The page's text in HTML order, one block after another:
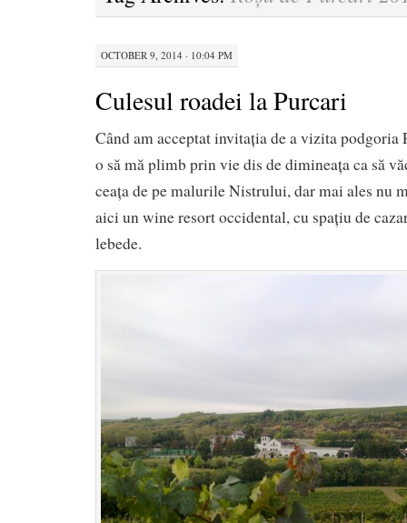
OCTOBER 9, 2014 · 10:04 PM
Culesul roadei la Purcari
Când am acceptat invitația de a vizita podgoria
o să mă plimb prin vie dis de dimineața ca să
ceața de pe malurile Nistrului, dar mai ales nu
aici un wine resort occidental, cu spațiu de
lebede.